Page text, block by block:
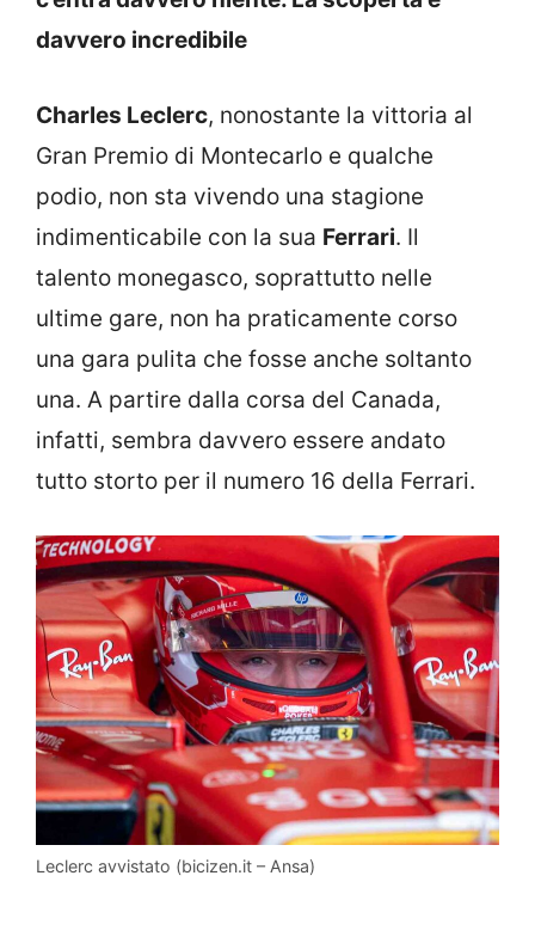
davvero incredibile
Charles Leclerc, nonostante la vittoria al
Gran Premio di Montecarlo e qualche
podio, non sta vivendo una stagione
indimenticabile con la sua Ferrari. Il
talento monegasco, soprattutto nelle
ultime gare, non ha praticamente corso
una gara pulita che fosse anche soltanto
una. A partire dalla corsa del Canada,
infatti, sembra davvero essere andato
tutto storto per il numero 16 della Ferrari.
Leclerc avvistato (bicizen.it – Ansa)